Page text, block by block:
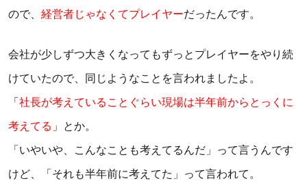
ので、経営者じゃなくてプレイヤーだったんです。
会社が少しずつ大きくなってもずっとプレイヤーをやり続
けていたので、同じようなことを言われましたよ。
「社長が考えていることぐらい現場は半年前からとっくに
考えてる 」とか。
「いやいや、こんなことも考えてるんだ」って言うんです
けど、「それも半年前に考えてた」って言われて。